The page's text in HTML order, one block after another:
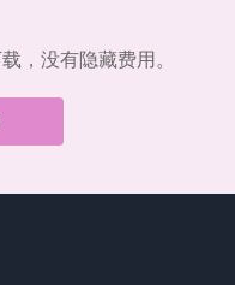
，没有隐藏费用。